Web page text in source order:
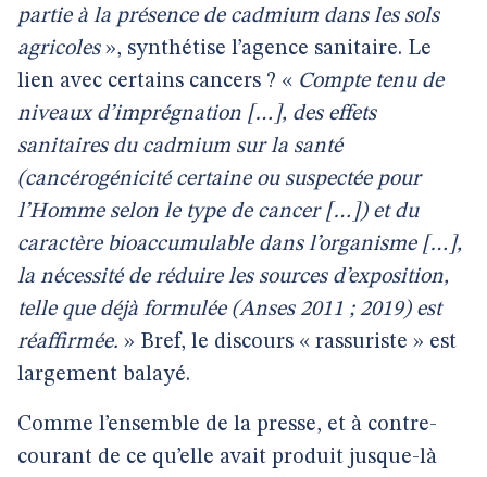
partie à la présence de cadmium dans les sols
agricoles», synthétise l’agence sanitaire. Le
lien avec certains cancers ? « Compte tenu de
niveaux d’imprégnation […], des effets
sanitaires du cadmium sur la santé
(cancérogénicité certaine ou suspectée pour
l’Homme selon le type de cancer […]) et du
caractère bioaccumulable dans l’organisme […],
la nécessité de réduire les sources d’exposition,
telle que déjà formulée (Anses 2011 ; 2019) est
réaffirmée. » Bref, le discours « rassuriste » est
largement balayé.
Comme l’ensemble de la presse, et à contre-
courant de ce qu’elle avait produit jusque-là